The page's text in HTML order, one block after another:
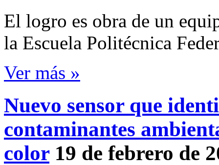
El logro es obra de un
la Escuela Politécnica
Ver más »
Nuevo sensor que
contaminantes
color 19 de febrero de